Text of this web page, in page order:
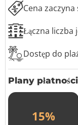
Cena zaczyna
Łączna liczba
Dostęp do
Plany
15%
n